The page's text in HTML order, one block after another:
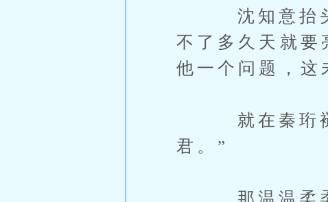
沈知意抬头
不了多久天就要
他一个问题，这
就在秦珩褪
君。”
那温温柔柔